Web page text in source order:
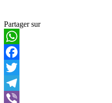
Partager sur
WhatsApp
Facebook
Twitter
Telegram